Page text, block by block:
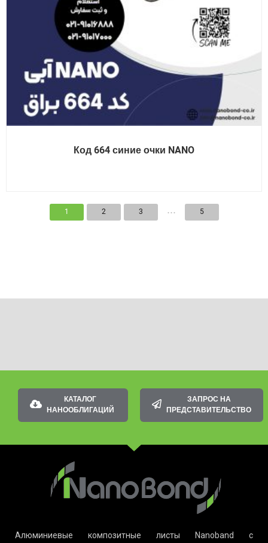
Код 664 синие очки NANO
1 2 3 ... 5
КАТАЛОГ
НАНООБЛИГАЦИЙ
ЗАПРОС НА
ПРЕДСТАВИТЕЛЬСТВО
Алюминиевые композитные листы Nanoband с